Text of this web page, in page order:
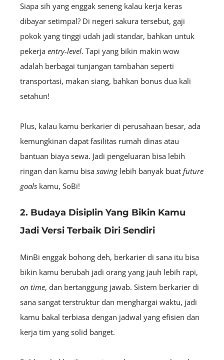
Siapa sih yang enggak seneng kalau kerja keras
dibayar setimpal? Di negeri sakura tersebut, gaji
pokok yang tinggi udah jadi standar, bahkan untuk
pekerja entry-level. Tapi yang bikin makin wow
adalah berbagai tunjangan tambahan seperti
transportasi, makan siang, bahkan bonus dua kali
setahun!
Plus, kalau kamu berkarier di perusahaan besar, ada
kemungkinan dapat fasilitas rumah dinas atau
bantuan biaya sewa. Jadi pengeluaran bisa lebih
ringan dan kamu bisa savinglebih banyak buat future
goals kamu, SoBi!
2. Budaya Disiplin Yang Bikin Kamu
Jadi Versi Terbaik Diri Sendiri
MinBi enggak bohong deh, berkarier di sana itu bisa
bikin kamu berubah jadi orang yang jauh lebih rapi,
on time, dan bertanggung jawab. Sistem berkarier di
sana sangat terstruktur dan menghargai waktu, jadi
kamu bakal terbiasa dengan jadwal yang efisien dan
kerja tim yang solid banget.